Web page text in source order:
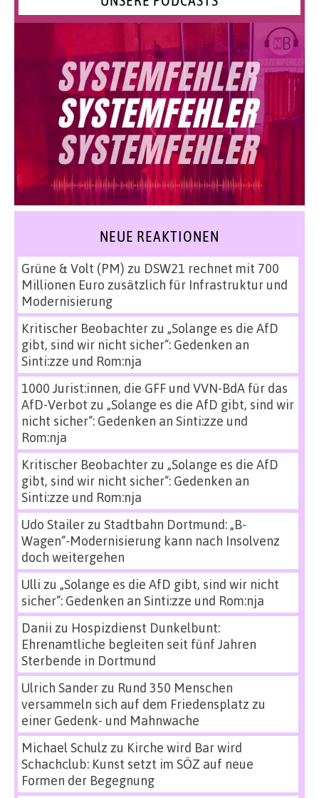
NEUE REAKTIONEN
Grüne & Volt (PM) zu DSW21 rechnet mit 700
Millionen Euro zusätzlich für Infrastruktur und
Modernisierung
Kritischer Beobachterzu „Solange es die AfD
gibt, sind wir nicht sicher“: Gedenken an
Sinti:zze und Rom:nja
1000 Jurist:innen, die GFF und VVN-BdA für das
AfD-Verbot zu „Solange es die AfD gibt, sind wir
nicht sicher“: Gedenken an Sinti:zze und
Rom:nja
Kritischer Beobachterzu „Solange es die AfD
gibt, sind wir nicht sicher“: Gedenken an
Sinti:zze und Rom:nja
Udo Stailerzu Stadtbahn Dortmund: „B-
Wagen“-Modernisierung kann nach Insolvenz
doch weitergehen
Ulli zu „Solange es die AfD gibt, sind wir nicht
sicher“: Gedenken an Sinti:zze und Rom:nja
Danii zu Hospizdienst Dunkelbunt:
Ehrenamtliche begleiten seit fünf Jahren
Sterbende in Dortmund
Ulrich Sanderzu Rund 350 Menschen
versammeln sich auf dem Friedensplatz zu
einer Gedenk- und Mahnwache
Michael Schulz zu Kirche wird Bar wird
Schachclub: Kunst setzt im SÖZ auf neue
Formen der Begegnung